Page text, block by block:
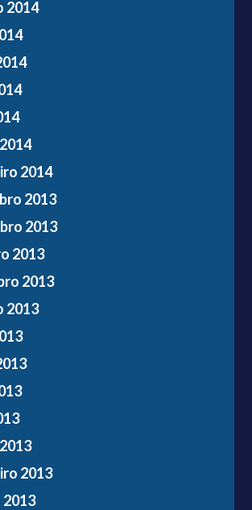
2014
2014
2013
2013
2013
2013
2013
2013